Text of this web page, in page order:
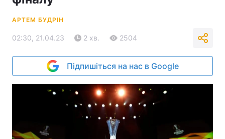
АРТЕМ БУДРІН
02:30, 21.04.23 2 хв. 2504
Підпишіться на нас в Google